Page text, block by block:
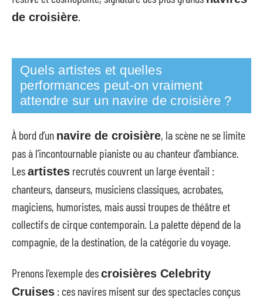
de croisière.
Quels artistes et quelles
performances peut-on vraiment
attendre sur un navire de croisière ?
À bord d’un navire de croisière, la scène ne se limite
pas à l’incontournable pianiste ou au chanteur d’ambiance.
Lesartistes recrutés couvrent un large éventail :
chanteurs, danseurs, musiciens classiques, acrobates,
magiciens, humoristes, mais aussi troupes de théâtre et
collectifs de cirque contemporain. La palette dépend de la
compagnie, de la destination, de la catégorie du voyage.
Prenons l’exemple descroisières Celebrity
Cruises : ces navires misent sur des spectacles conçus